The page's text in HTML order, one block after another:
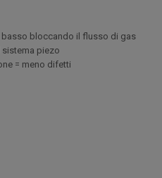
basso bloccando il flusso di gas
sistema piezo
= meno difetti